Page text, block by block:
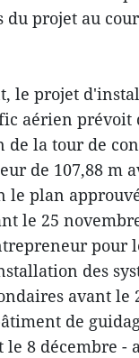
du projet au
le projet
aérien prévoit
de la tour de
de 107,88 m
le plan
le 25
pour
des
avant le
de
8 décembre -